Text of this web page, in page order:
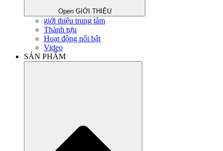
Open GIỚI THIỆU
giới thiệu trung tâm
Thành tựu
Hoạt động nổi bật
Video
SẢN PHẨM